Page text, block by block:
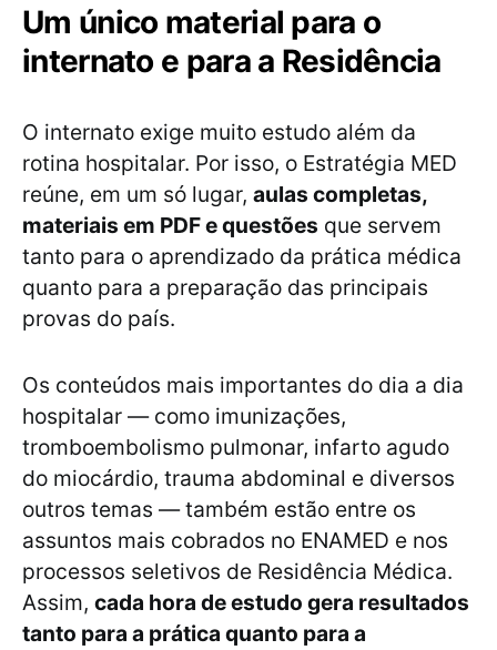
Um único material para o
internato e para a Residência
O internato exige muito estudo além da
rotina hospitalar. Por isso, o Estratégia MED
reúne, em um só lugar, aulas completas,
materiais em PDF e questões que servem
tanto para o aprendizado da prática médica
quanto para a preparação das principais
provas do país.
Os conteúdos mais importantes do dia a dia
hospitalar — como imunizações,
tromboembolismo pulmonar, infarto agudo
do miocárdio, trauma abdominal e diversos
outros temas — também estão entre os
assuntos mais cobrados no ENAMED e nos
processos seletivos de Residência Médica.
Assim, cada hora de estudo gera resultados
tanto para a prática quanto para a